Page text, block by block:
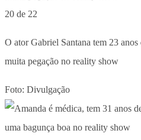
20 de 22
O ator Gabriel Santana tem 23
muita pegação no reality show
Foto: Divulgação